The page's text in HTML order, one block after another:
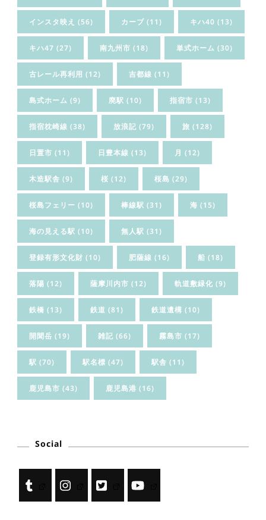
インスタ映え (56) カーブ (11) キハ40 (13)
キハ47 (27) 南九州市 (18) 単式ホーム (30)
古レール再利用 (12) 吉都線 (11)
島式ホーム (9) 廃駅 (10) 指宿市 (13)
指宿枕崎線 (38) 放浪記 (79) 旅 (128)
日置市 (11) 日豊本線 (13) 月 (12)
木造駅舎 (9) 桜 (12) 桜島 (29)
桜島フェリー (10) 棒線駅 (31) 海 (15)
海の見える駅 (10) 無人駅 (31)
登録有形文化財 (10) 肥薩線 (16) 船 (18)
落陽 (12) 薩摩川内市 (12) 軌道敷緑化 (9)
鉄橋 (13) 鉄道 (81) 鉄道遺構 (10)
開聞岳 (19) 雑記 (66) 霧島市 (17)
駅 (70) 駅名標 (47) 駅舎 (11)
鹿児島市 (43) 鹿児島港 (16)
Social